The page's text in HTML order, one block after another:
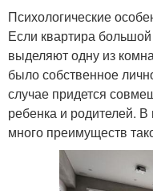
Психологические
Если квартира
выделяют одну из
было собственное
случае придется
ребенка и родителей. В
много преимуществ